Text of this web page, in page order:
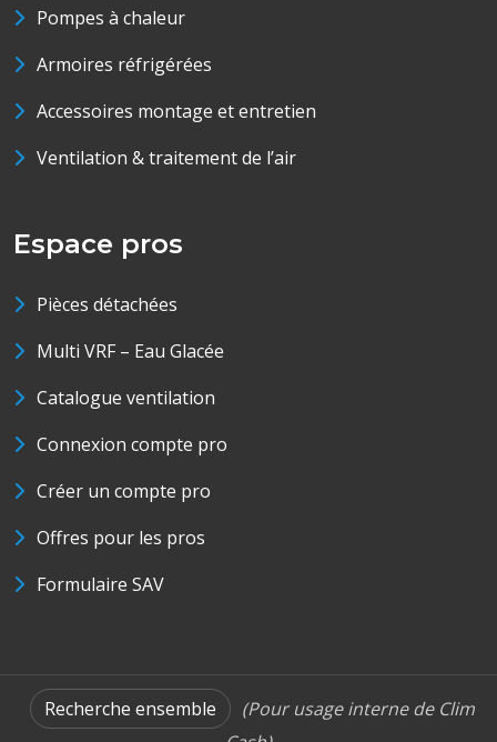
Pompes à chaleur
Armoires réfrigérées
Accessoires montage et entretien
Ventilation & traitement de l’air
Espace pros
Pièces détachées
Multi VRF – Eau Glacée
Catalogue ventilation
Connexion compte pro
Créer un compte pro
Offres pour les pros
Formulaire SAV
Recherche ensemble
(Pour usage interne de Clim